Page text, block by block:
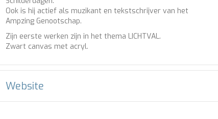
Ook is hij actief als muzikant en tekstschrijver van het
Ampzing Genootschap.
Zijn eerste werken zijn in het thema LICHTVAL.
Zwart canvas met acryl.
Website